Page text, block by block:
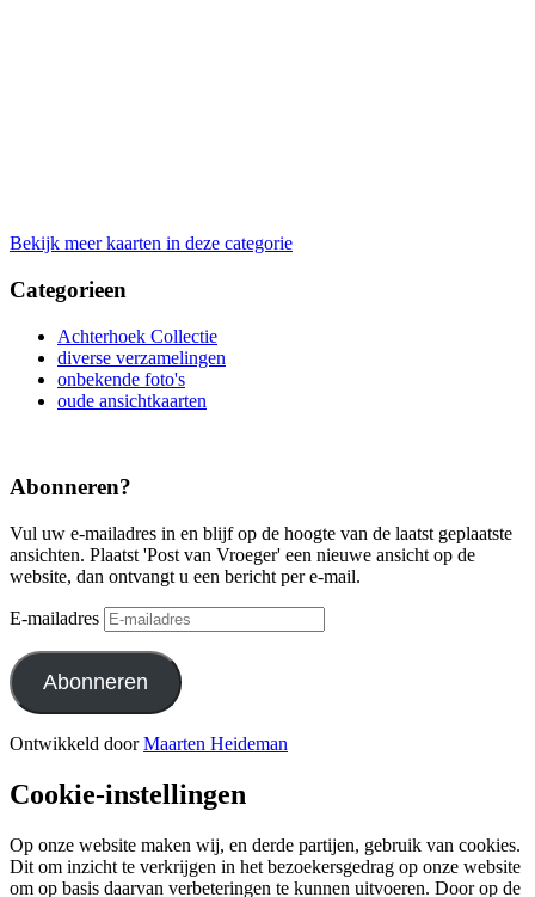
Bekijk meer kaarten in deze categorie
Categorieen
Achterhoek Collectie
diverse verzamelingen
onbekende foto's
oude ansichtkaarten
Abonneren?
Vul uw e-mailadres in en blijf op de hoogte van de laatst geplaatste
ansichten. Plaatst 'Post van Vroeger' een nieuwe ansicht op de
website, dan ontvangt u een bericht per e-mail.
E-mailadres
Abonneren
Ontwikkeld doorMaarten Heideman
Cookie-instellingen
Op onze website maken wij, en derde partijen, gebruik van cookies.
Dit om inzicht te verkrijgen in het bezoekersgedrag op onze website
om op basis daarvan verbeteringen te kunnen uitvoeren. Door op de